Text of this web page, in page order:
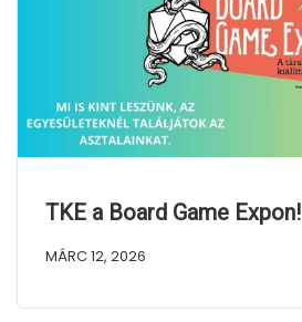
TKE a Board Game Expon!
MÁRC 12, 2026